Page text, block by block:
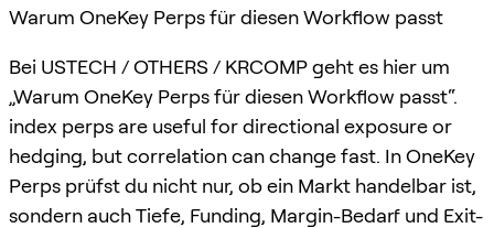
Warum OneKey Perps für diesen Workflow passt
Bei USTECH / OTHERS / KRCOMP geht es hier um
„Warum OneKey Perps für diesen Workflow passt“.
index perps are useful for directional exposure or
hedging, but correlation can change fast. In OneKey
Perps prüfst du nicht nur, ob ein Markt handelbar ist,
sondern auch Tiefe, Funding, Margin-Bedarf und Exit-